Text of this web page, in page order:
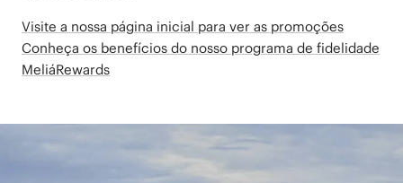
Visite a nossa página inicial para ver as promoções
Conheça os benefícios do nosso programa de fidelidade
MeliáRewards